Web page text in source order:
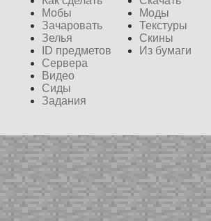
32x
Мобы
Зачаровать
Зелья
ID предметов
Сервера
Видео
Сиды
Задания
Моды
Текстуры
Скины
Из бумаги